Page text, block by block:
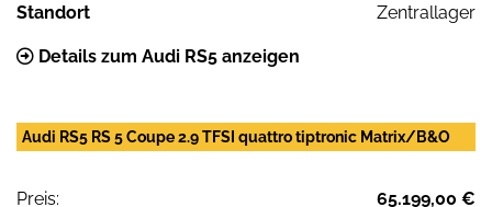
Standort Zentrallager
Details zum Audi RS5 anzeigen
Audi RS5 RS 5 Coupe 2.9 TFSI quattro tiptronic Matrix/B&O
Preis:
65.199,00 €